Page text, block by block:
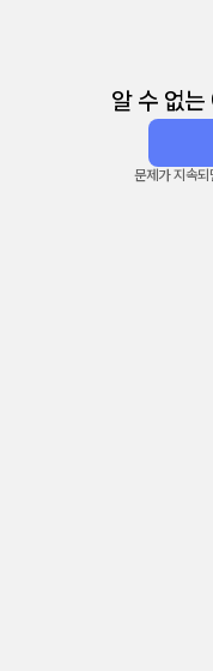
알 수 없는
문제가 지속